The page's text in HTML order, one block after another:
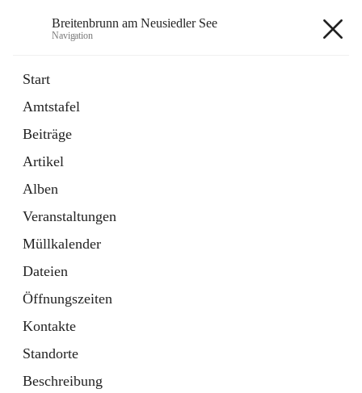
Breitenbrunn am Neusiedler See
Navigation
Start
Amtstafel
Beiträge
Artikel
Alben
Veranstaltungen
Müllkalender
Dateien
Öffnungszeiten
Kontakte
Standorte
Beschreibung
18 Schnellzugriffe
Gemeindeservice